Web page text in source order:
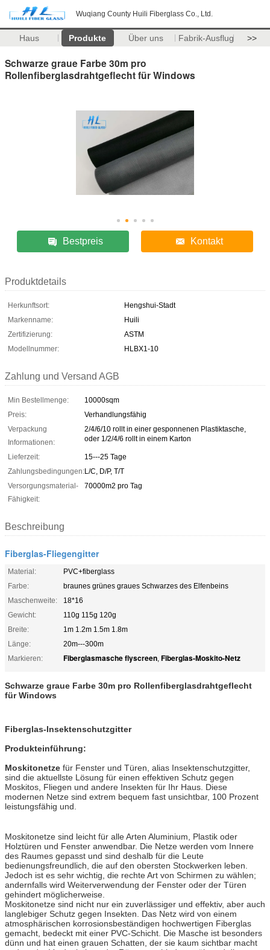
Wuqiang County Huili Fiberglass Co., Ltd.
Haus Produkte Über uns Fabrik-Ausflug >>
Schwarze graue Farbe 30m pro
Rollenfiberglasdrahtgeflecht für Windows
Bestpreis Kontakt
Produktdetails
Herkunftsort:
Hengshui-Stadt
Markenname:
Huili
Zertifizierung:
ASTM
Modellnummer:
HLBX1-10
Zahlung und Versand AGB
Min Bestellmenge:
10000sqm
Preis:
Verhandlungsfähig
Verpackung
Informationen:
2/4/6/10 rollt in einer gesponnenen Plastiktasche,
oder 1/2/4/6 rollt in einem Karton
Lieferzeit:
15---25 Tage
Zahlungsbedingungen:L/C, D/P, T/T
Versorgungsmaterial-
Fähigkeit:
70000m2 pro Tag
Beschreibung
Fiberglas-Fliegengitter
Material:
PVC+fiberglass
Farbe:
braunes grünes graues Schwarzes des Elfenbeins
Maschenweite:
18*16
Gewicht:
110g 115g 120g
Breite:
1m 1.2m 1.5m 1.8m
Länge:
20m---300m
Markieren:
Fiberglasmasche flyscreen, Fiberglas-Moskito-Netz
Schwarze graue Farbe 30m pro Rollenfiberglasdrahtgeflecht
für Windows
Fiberglas-Insektenschutzgitter
Produkteinführung:
Moskitonetze für Fenster und Türen, alias Insektenschutzgitter,
sind die aktuellste Lösung für einen effektiven Schutz gegen
Moskitos, Fliegen und andere Insekten für Ihr Haus. Diese
modernen Netze sind extrem bequem fast unsichtbar, 100 Prozent
leistungsfähig und.
Moskitonetze sind leicht für alle Arten Aluminium, Plastik oder
Holztüren und Fenster anwendbar. Die Netze werden vom Innere
des Raumes gepasst und sind deshalb für die Leute
bedienungsfreundlich, die auf den obersten Stockwerken leben.
Jedoch ist es sehr wichtig, die rechte Art von Schirmen zu wählen;
andernfalls wird Weiterverwendung der Fenster oder der Türen
gehindert möglicherweise.
Moskitonetze sind nicht nur ein zuverlässiger und effektiv, aber auch
langlebiger Schutz gegen Insekten. Das Netz wird von einem
atmosphärischen korrosionsbeständigen hochwertigen Fiberglas
gemacht, bedeckt mit einer PVC-Schicht. Die Masche ist besonders
dünn und hat einen grauen Schatten, der sie kaum sichtbar macht